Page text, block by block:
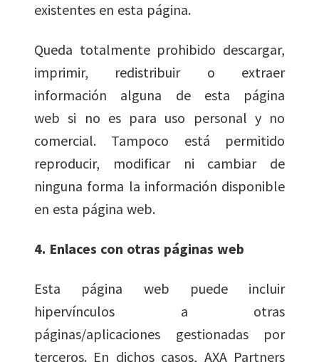
existentes en esta página.
Queda totalmente prohibido descargar,
imprimir, redistribuir o extraer
información alguna de esta página
web si no es para uso personal y no
comercial. Tampoco está permitido
reproducir, modificar ni cambiar de
ninguna forma la información disponible
en esta página web.
4. Enlaces con otras páginas web
Esta página web puede incluir
hipervínculos a otras
páginas/aplicaciones gestionadas por
terceros. En dichos casos, AXA Partners